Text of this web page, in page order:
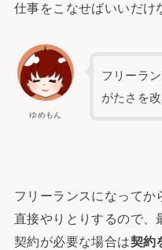
仕事をこなせばいいだけ
ゆめもん
フリーラ
がたさを
フリーランスになってか
直接やりとりするので、
契約が必要な場合は契約